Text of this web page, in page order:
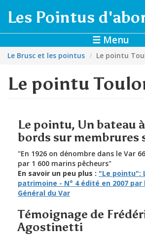
Les Pointus
☰ Menu
Le Brusc et les pointus Le pointu
Le pointu
Le pointu, Un bateau
bords sur membrures
"En 1926 on dénombre dans le Var
par 1 600 marins pêcheurs"
En savoir un peu plus : "Le pointu":
patrimoine - N° 4 édité en 2007 par
Général du Var
Témoignage de
Agostinetti